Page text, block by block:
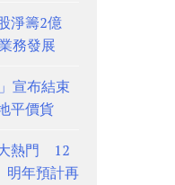
淨籌2億
務發展
宣布結束
平價貨
熱門 12
明年預計再